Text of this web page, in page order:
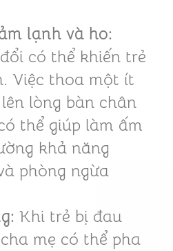
lạnh và ho:
có thể khiến trẻ
Việc thoa một ít
lòng bàn chân
thể giúp làm ấm
khả năng
phòng ngừa
Khi trẻ bị đau
mẹ có thể pha